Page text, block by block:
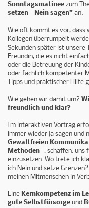
Sonntagsmatinee zum
setzen – Nein sagen" an.
Wie oft kommt es vor, dass
Kollegen überrumpelt
Sekunden später ist unsere
Freundin, die es nicht
oder die Betreuung der
oder fachlich kompetenter
Tipps und praktischer Hilfe
Wie gehen wir damit um?
freundlich und klar?
Im interaktiven Vortrag
immer wieder ja sagen und
Gewaltfreien
Methoden -, schaffen, uns
einzusetzen. Wo trete ich
ich Nein und setze
meinen Mitmenschen in
Eine Kernkompetenz im
gute Selbstfürsorge und